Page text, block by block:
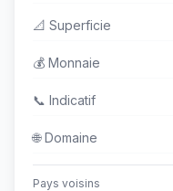
📐 Superficie
💰 Monnaie
📞 Indicatif
🌐Domaine
Pays voisins